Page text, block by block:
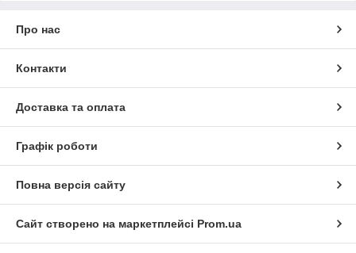
Про нас
Контакти
Доставка та оплата
Графік роботи
Повна версія сайту
Сайт створено на маркетплейсі Prom.ua